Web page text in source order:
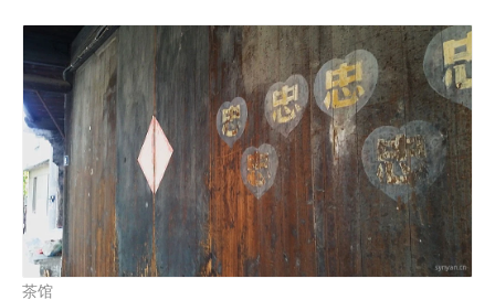
茶馆